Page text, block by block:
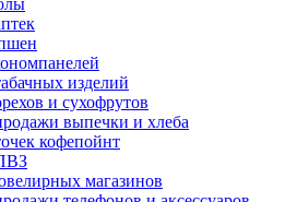
изделий
и сухофрутов
выпечки и хлеба
кофепойнт
магазинов